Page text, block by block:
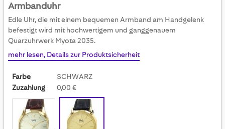
of
the
gallery
Armbanduhr
Edle Uhr, die mit einem bequemen Armband am Handgelenk
befestigt wird mit hochwertigem und ganggenauem
Quarzuhrwerk Myota 2035.
mehr lesen, Details zur Produktsicherheit
Farbe
SCHWARZ
Zuzahlung
0,00 €